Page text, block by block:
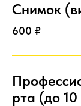
Снимок
600 ₽
рта (до